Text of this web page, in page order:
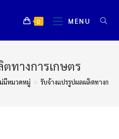
0 MENU
ทางการเกษตร
มีหมวดหมู่ > รับจ้างแปรรูปผลผลิตทางการ